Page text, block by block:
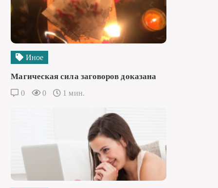
Иное
Магическая сила заговоров доказана
0 0 1 мин.